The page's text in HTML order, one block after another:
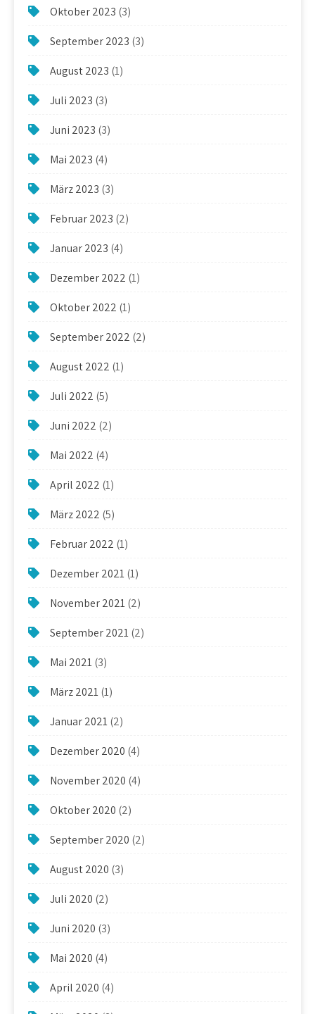
Oktober 2023 (3)
September 2023 (3)
August 2023 (1)
Juli 2023 (3)
Juni 2023 (3)
Mai 2023 (4)
März 2023 (3)
Februar 2023 (2)
Januar 2023 (4)
Dezember 2022 (1)
Oktober 2022 (1)
September 2022 (2)
August 2022 (1)
Juli 2022 (5)
Juni 2022 (2)
Mai 2022 (4)
April 2022 (1)
März 2022 (5)
Februar 2022 (1)
Dezember 2021(1)
November 2021(2)
September 2021(2)
Mai 2021(3)
März 2021(1)
Januar 2021(2)
Dezember 2020 (4)
November 2020 (4)
Oktober 2020 (2)
September 2020 (2)
August 2020 (3)
Juli 2020 (2)
Juni 2020 (3)
Mai 2020 (4)
April 2020 (4)